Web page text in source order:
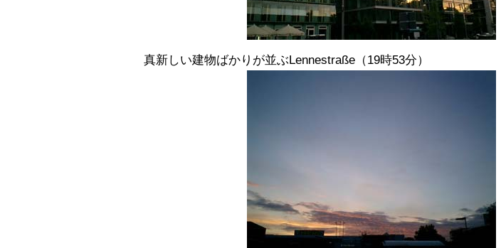
真新しい建物ばかりが並ぶLennestraße（19時53分）